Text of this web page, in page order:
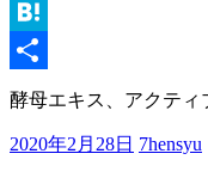
Email
Hatena
共
酵母エキス、アクテ
2020年2月28日 7hensyu